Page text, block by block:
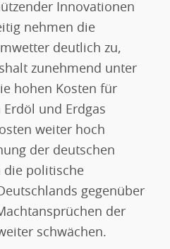
Innovationen
nehmen die
deutlich zu,
zunehmend unter
hohen Kosten für
und Erdgas
weiter hoch
der deutschen
die politische
gegenüber
der
schwächen.